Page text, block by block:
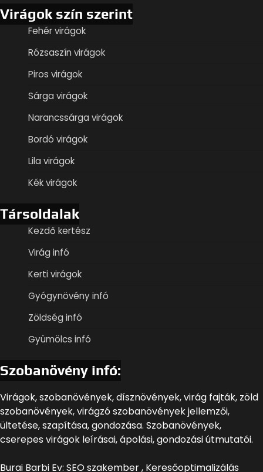
Virágok szín szerint
Fehér virágok
Rózsaszín virágok
Piros virágok
Sárga virágok
Narancssárga virágok
Bordó virágok
Lila virágok
Kék virágok
Társoldalak
Kezdő kertész
Virág infó
Kerti virágok
Gyógynövény infó
Zöldség infó
Gyümölcs infó
Szobanövény infó:
Virágok, szobanövények, dísznövények, virág fajták, zöld
szobanövények, virágzó szobanövények jellemzői,
ültetése, szapítása, gondozása. Szobanövények,
cserepes virágok leírásai, ápolási, gondozási útmutatói.
Burai Barbi Ev: SEO szakember , Keresőoptimalizálás